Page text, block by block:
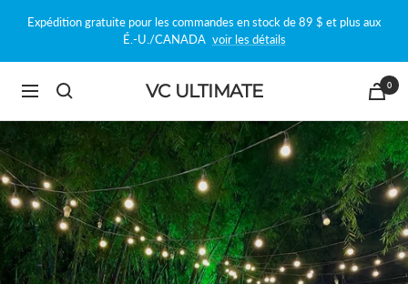
Expédition gratuite pour les commandes en stock de 89 $ et plus aux
É.-U./CANADA voir les détails
Navigation VC ULTIMATE 0